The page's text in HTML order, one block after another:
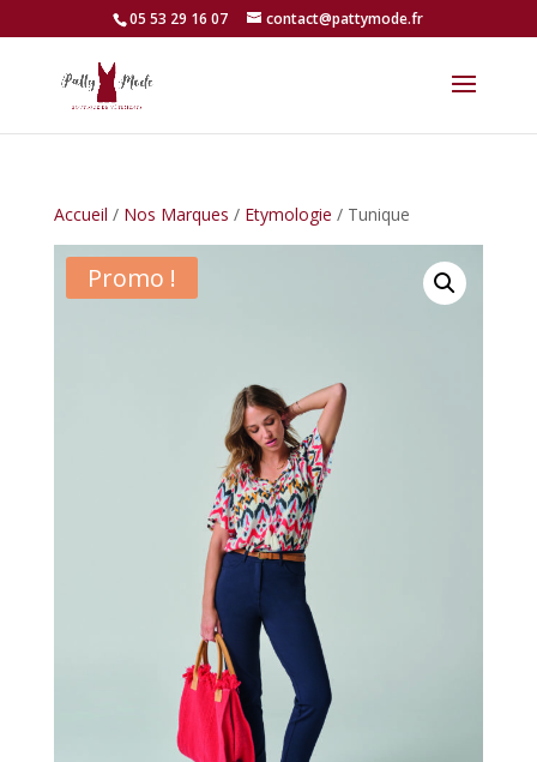
05 53 29 16 07 contact@pattymode.fr
Accueil / Nos Marques / Etymologie / Tunique
Promo !